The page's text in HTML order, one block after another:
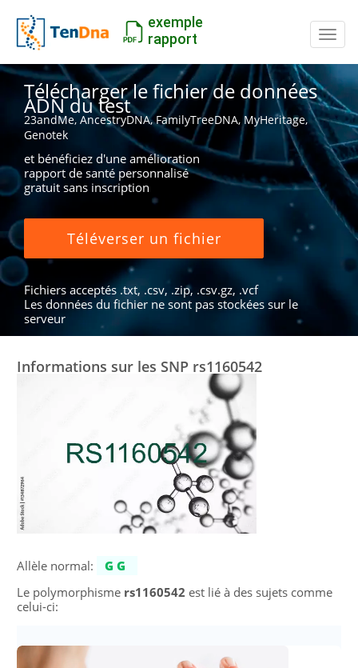
exemple
rapport
Télécharger le fichier de données
ADN du test
23andMe, AncestryDNA, FamilyTreeDNA, MyHeritage,
Genotek
et bénéficiez d'une amélioration
rapport de santé personnalisé
gratuit sans inscription
Téléverser un fichier
Fichiers acceptés .txt, .csv, .zip, .csv.gz, .vcf
Les données du fichier ne sont pas stockées sur le
serveur
Informations sur les SNP rs1160542
Allèle normal:
GG
Le polymorphisme rs1160542 est lié à des sujets comme
celui-ci: